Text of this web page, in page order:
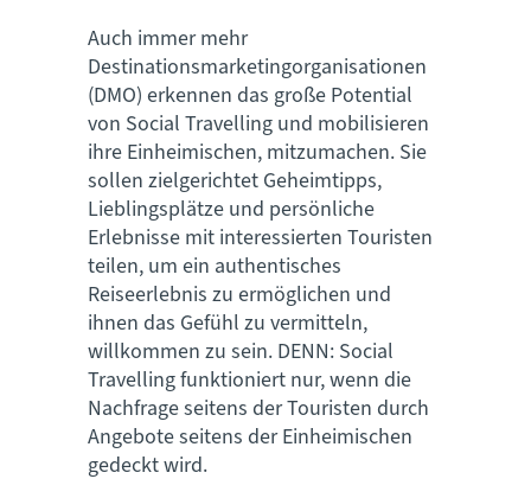
Auch immer mehr
Destinationsmarketingorganisationen
(DMO) erkennen das große Potential
von Social Travelling und mobilisieren
ihre Einheimischen, mitzumachen. Sie
sollen zielgerichtet Geheimtipps,
Lieblingsplätze und persönliche
Erlebnisse mit interessierten Touristen
teilen, um ein authentisches
Reiseerlebnis zu ermöglichen und
ihnen das Gefühl zu vermitteln,
willkommen zu sein. DENN: Social
Travelling funktioniert nur, wenn die
Nachfrage seitens der Touristen durch
Angebote seitens der Einheimischen
gedeckt wird.